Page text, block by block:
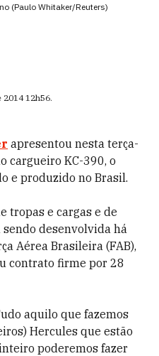
(Paulo Whitaker/Reuters)
2014 12h56.
apresentou nesta terça-
cargueiro KC-390, o
e produzido no Brasil.
tropas e cargas e de
desenvolvida há
Aérea Brasileira (FAB),
contrato firme por 28
aquilo que fazemos
Hercules que estão
poderemos fazer